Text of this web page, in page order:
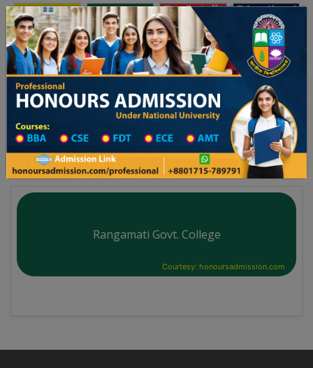
Toggle navigation অনার্স ভর্তি প্রফেশনাল অনার্স
Updates
২০২৫-২৬ শিক্ষাবর্ষের ১ম বর্ষের ভর্তি আবেদন বিজ্ঞপ্তি ঢাকা বিশ্ববিদ্যালয় ২০২৫-২৬ শিক্ষাবর্ষে
University College All Division
University College District Wise
Govt. University College in Rangamati
Rangamati Govt. College
Courtesy: honoursadmission.com